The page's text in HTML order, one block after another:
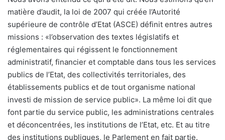
matière d’audit, la loi de 2007 qui créée l’Autorité
supérieure de contrôle d’Etat (ASCE) définit entres autres
missions : «l’observation des textes législatifs et
réglementaires qui régissent le fonctionnement
administratif, financier et comptable dans tous les services
publics de l’Etat, des collectivités territoriales, des
établissements publics et de tout organisme national
investi de mission de service public». La même loi dit que
font partie du service public, les administrations centrales
et déconcentrées, les institutions de l’Etat, etc. Et au titre
des institutions publiques, le Parlement en fait partie.